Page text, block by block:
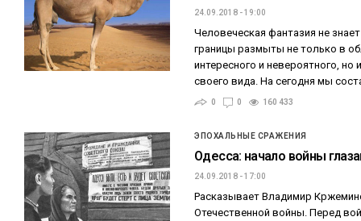
24.09.2018 - 19:00
Человеческая фантазия не
границы размыты не только в
интересного и невероятного, но
своего вида. На сегодня мы
0 0 160 433
ЭПОХАЛЬНЫЕ СРАЖЕНИЯ
Одесса: начало войны
24.09.2018 - 17:00
Расказывает Владимир
Отечественной войны. Перед